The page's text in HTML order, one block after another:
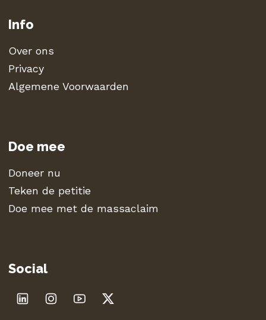
Info
Over ons
Privacy
Algemene Voorwaarden
Doe mee
Doneer nu
Teken de petitie
Doe mee met de massaclaim
Social